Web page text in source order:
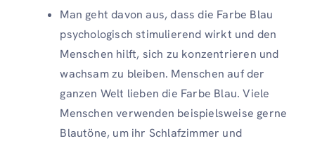
Man geht davon aus, dass die Farbe Blau
psychologisch stimulierend wirkt und den
Menschen hilft, sich zu konzentrieren und
wachsam zu bleiben. Menschen auf der
ganzen Welt lieben die Farbe Blau. Viele
Menschen verwenden beispielsweise gerne
Blautöne, um ihr Schlafzimmer und